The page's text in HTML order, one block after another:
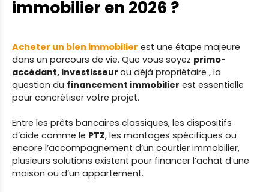
immobilier en 2026 ?
Acheter un bien immobilier est une étape majeure
dans un parcours de vie. Que vous soyez primo-
accédant, investisseur ou déjà propriétaire , la
question du financement immobilier est essentielle
pour concrétiser votre projet.
Entre les prêts bancaires classiques, les dispositifs
d’aide comme le PTZ, les montages spécifiques ou
encore l’accompagnement d’un courtier immobilier,
plusieurs solutions existent pour financer l’achat d’une
maison ou d’un appartement.